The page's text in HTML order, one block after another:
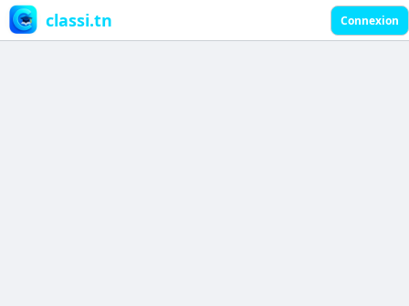
classi.tn Connexion